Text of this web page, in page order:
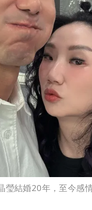
瑩結婚20年，至今感